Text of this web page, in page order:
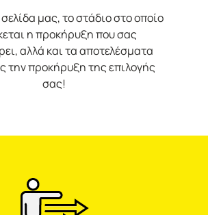
μας, το στάδιο στο οποίο
η προκήρυξη που σας
αλλά και τα αποτελέσματα
την προκήρυξη της επιλογής
σας!